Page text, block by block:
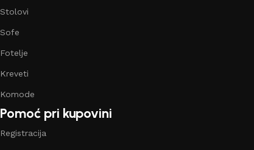
Stolovi
Sofe
Fotelje
Kreveti
Komode
Pomoć pri kupovini
Registracija